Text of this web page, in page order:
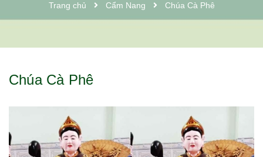
Trang chủ Cẩm Nang Chúa Cà Phê
Chúa Cà Phê